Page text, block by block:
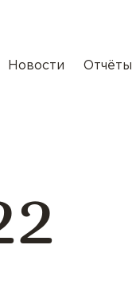
Новости Отчёты